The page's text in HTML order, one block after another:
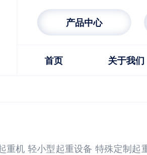
产品中心
首页 关于我们
重机 轻小型起重设备 特殊定制起